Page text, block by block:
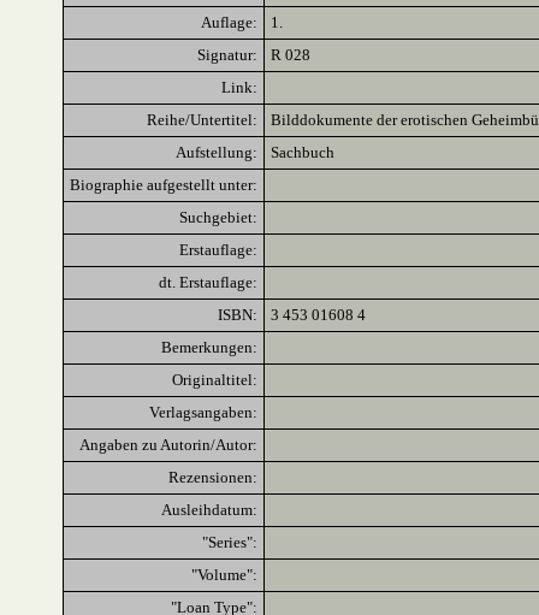
Auflage:
1.
Signatur:
R 028
Link:
Reihe/Untertitel:
Bilddokumente der erotischen
Aufstellung:
Sachbuch
Biographie aufgestellt unter:
Suchgebiet:
Erstauflage:
dt. Erstauflage:
ISBN:
3 453 01608 4
Bemerkungen:
Originaltitel:
Verlagsangaben:
Angaben zu Autorin/Autor:
Rezensionen:
Ausleihdatum:
"Series":
"Volume":
"Loan Type":